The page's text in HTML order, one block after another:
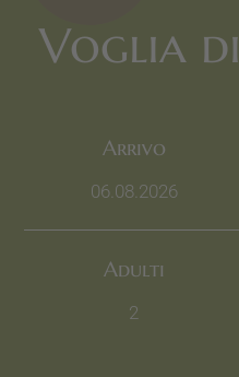
Voglia
Arrivo
Adulti